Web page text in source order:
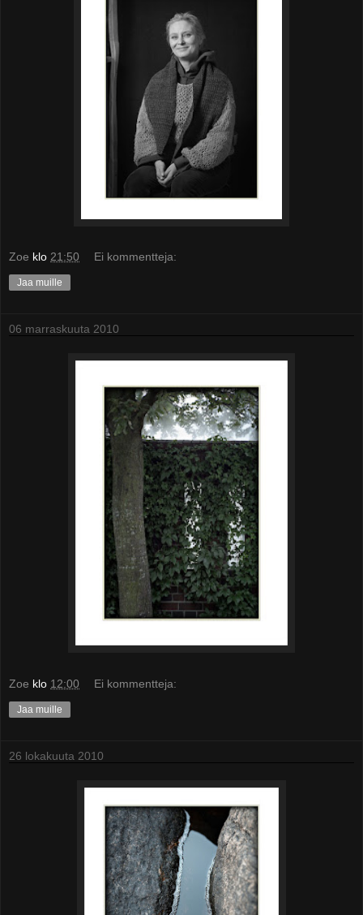
Zoe klo 21:50 Ei kommentteja:
Jaa muille
06 marraskuuta 2010
Zoe klo 12:00 Ei kommentteja:
Jaa muille
26 lokakuuta 2010